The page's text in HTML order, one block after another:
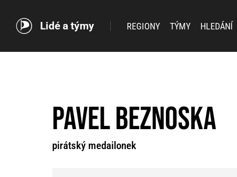
Lidé a týmy REGIONY TÝMY HLEDÁNÍ
Pavel Beznoska
pirátský medailonek